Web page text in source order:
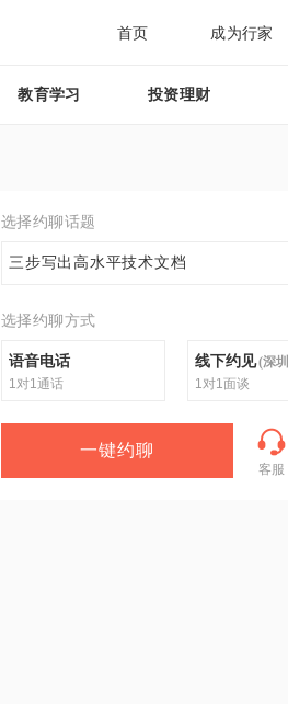
首页 成为行家
教育学习 投资理财
选择约聊话题
三步写出高水平技术文档
选择约聊方式
语音电话
1对1通话
线下约见(深圳
1对1面谈
一键约聊
客服